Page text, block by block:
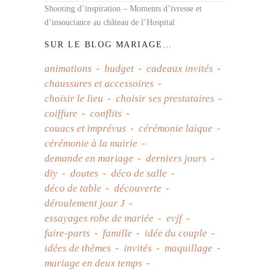
Shooting d’inspiration – Moments d’ivresse et
d’insouciance au château de l’Hospital
SUR LE BLOG MARIAGE…
animations budget
cadeaux invités
chaussures et accessoires
choisir le lieu
choisir ses prestataires
coiffure
conflits
couacs et imprévus
cérémonie laïque
cérémonie à la mairie
demande en mariage
derniers jours
diy
doutes
déco de salle
déco de table
découverte
déroulement jour J
essayages robe de mariée
evjf
faire-parts
famille
idée du couple
idées de thèmes
invités
maquillage
mariage en deux temps